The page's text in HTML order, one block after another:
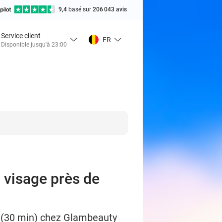
9,4 basé sur 206 043 avis
Service client
Disponible jusqu'à 23:00
FR
près de
min) chez Glambeauty